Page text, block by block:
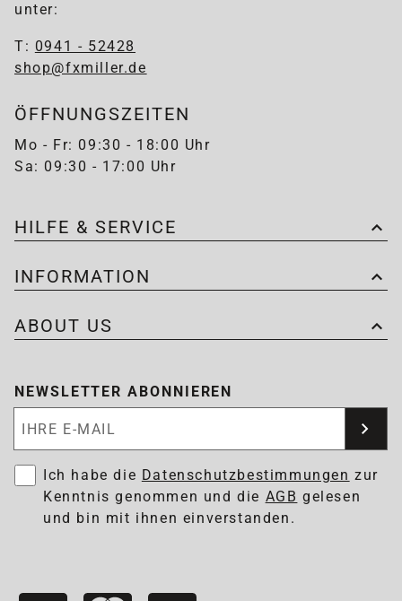
unter:
T: 0941 - 52428
shop@fxmiller.de
ÖFFNUNGSZEITEN
Mo - Fr: 09:30 - 18:00 Uhr
Sa: 09:30 - 17:00 Uhr
HILFE & SERVICE
INFORMATION
ABOUT US
NEWSLETTER ABONNIEREN
Ich habe die Datenschutzbestimmungen zur
Kenntnis genommen und die AGB gelesen
und bin mit ihnen einverstanden.